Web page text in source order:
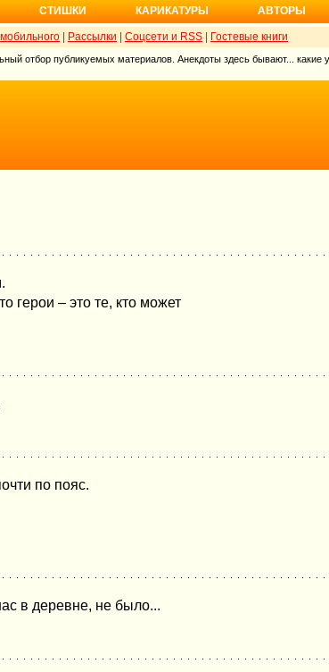
СТИШКИ КАРИКАТУРЫ АВТОРЫ
Рассылки Соцсети и RSS Гостевые книги
отбор публикуемых материалов. Анекдоты здесь бывают... какие
герои – это те, кто может
по пояс.
в деревне, не было...